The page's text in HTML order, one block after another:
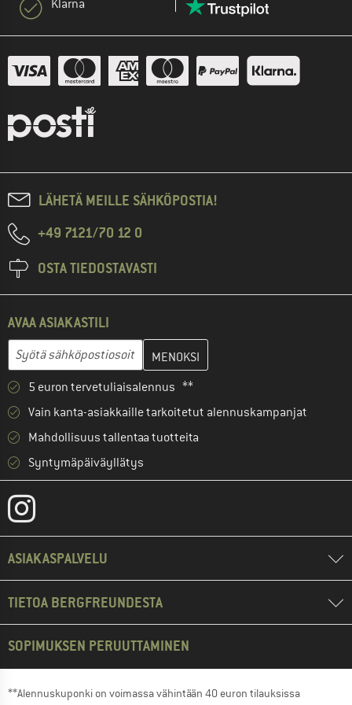
Klarna
LÄHETÄ MEILLE SÄHKÖPOSTIA!
+49 7121/70 12 0
OSTA TIEDOSTAVASTI
AVAA ASIAKASTILI
Sähköpostiosoite
Anna sähköpostiosoitteesi ja luo seuraavassa vaiheessa
5 euron tervetuliaisalennus **
Vain kanta-asiakkaille tarkoitetut alennuskampanjat
Mahdollisuus tallentaa tuotteita
Syntymäpäiväyllätys
ASIAKASPALVELU
TIETOA BERGFREUNDESTA
SOPIMUKSEN PERUUTTAMINEN
**Alennuskuponki on voimassa vähintään 40 euron tilauksissa